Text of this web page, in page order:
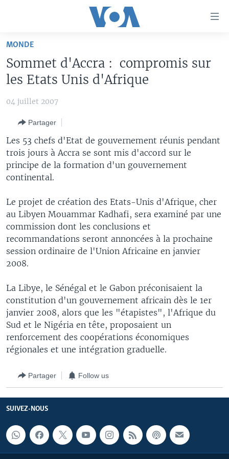
Retour
navigation
Retour
la
recherche
SPORT
TV
WASHINGTON FORUM
CORRESPONDANT VOA
FOCUS SAHEL
REPORTAGES
VOUS + NOUS
CARNET DE SANTÉ
À VOTRE AVIS
VOTRE SANTÉ VOTRE AVENIR
LE MONDE AU FÉMININ
L'AMÉRIQUE ET VOUS
DIALOGUE DES RELIGIONS
RM SHOW
BAMBARA
FULFULDE
LINGALA
SANGO
Apprenez L'anglais
SUIVEZ-NOUS
Langues
MONDE
Sommet d'Accra : compromis sur
les Etats Unis d'Afrique
04 juillet 2007
Partager
Les 53 chefs d'Etat de gouvernement réunis pendant
trois jours à Accra se sont mis d'accord sur le
principe de la formation d'un gouvernement
continental.
Le projet de création des Etats-Unis d'Afrique, cher
au Libyen Mouammar Kadhafi, sera examiné par une
commission dont les conclusions et
recommandations seront annoncées à la prochaine
session ordinaire de l'Union Africaine en janvier
2008.
La Libye, le Sénégal et le Gabon préconisaient la
constitution d'un gouvernement africain dès le 1er
janvier 2008, alors que les "étapistes", l'Afrique du
Sud et le Nigéria en tête, proposaient un
renforcement des coopérations économiques
régionales et une intégration graduelle.
Partager Follow us
SUIVEZ-NOUS